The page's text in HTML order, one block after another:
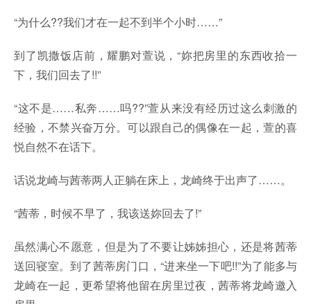
“为什么??我们才在一起不到半个小时……”
到了凯撒饭店前，耀鹏对萱说，“妳把房里的东西收拾一
下，我们回去了!!”
“这不是……私奔……吗??”萱从来没有经历过这么刺激的
经验，不禁兴奋万分。可以跟自己的偶像在一起，萱的喜
悦自然不在话下。
话说龙崎与茜蒂两人正躺在床上，龙崎终于出声了……。
“茜蒂，时候不早了，我该送妳回去了!”
虽然满心不愿意，但是为了不要让姊姊担心，还是将茜蒂
送回寝室。到了茜蒂房门口，“进来坐一下吧!!”为了能多与
龙崎在一起，更希望将他留在房里过夜，茜蒂将龙崎邀入